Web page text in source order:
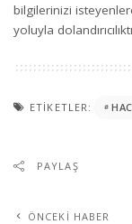
bilgilerinizi
yoluyla
ETIKETLER:
PAYLAŞ
ÖNCEKI HABER